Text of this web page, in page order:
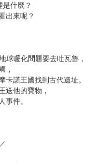
是什麼？
出來呢？
球暖化問題要去吐瓦魯，
，
卡諾王國找到古代遺址。
他的寶物，
事件。